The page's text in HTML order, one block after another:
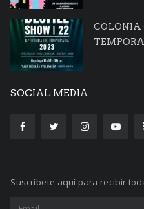
COLONIA
SOCIAL MEDIA
Suscríbete aquí para recibir